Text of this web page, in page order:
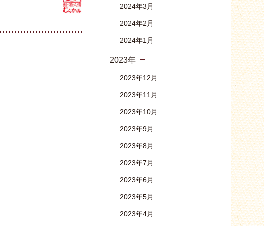
2024年3月
2024年2月
2024年1月
2023年
2023年12月
2023年11月
2023年10月
2023年9月
2023年8月
2023年7月
2023年6月
2023年5月
2023年4月